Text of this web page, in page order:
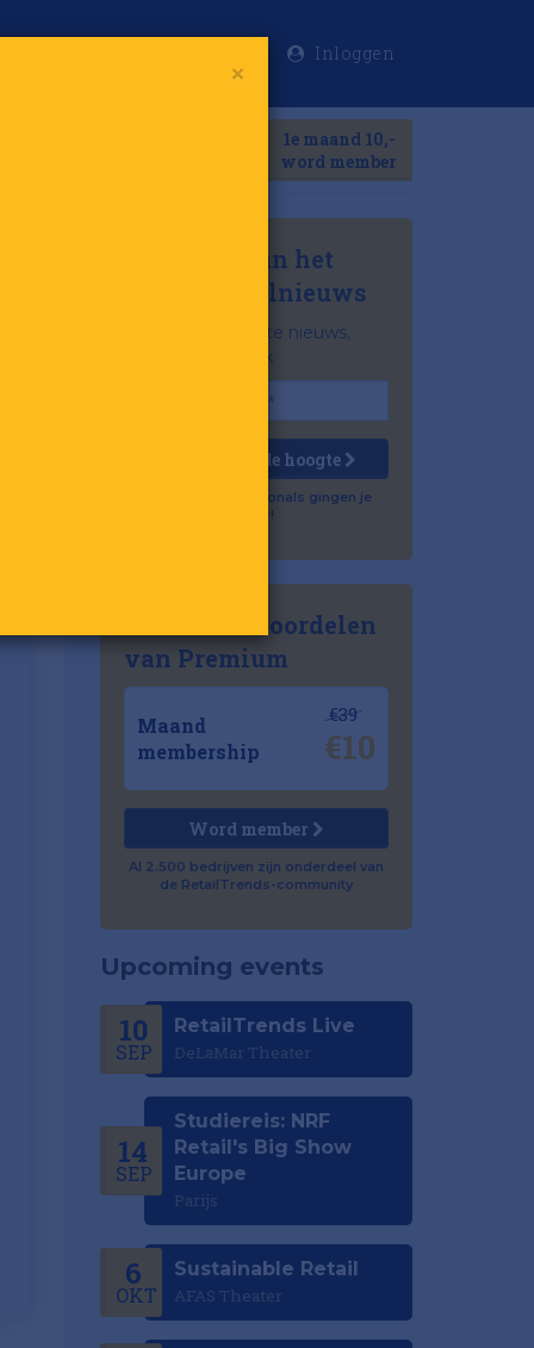
Inloggen
1e maand 10,-
word member
Mis niets van het
laatste retailnieuws
Het belangrijkste nieuws,
gratis in je inbox
Houd mij op de hoogte
Al 57.500 professionals gingen je
voor!
Ontdek de voordelen
van Premium
Maand
membership
€39
€10
Word member
Al 2.500 bedrijven zijn onderdeel van
de RetailTrends-community
Upcoming events
10
SEP
RetailTrends Live
DeLaMar Theater
14
SEP
Studiereis: NRF
Retail's Big Show
Europe
Parijs
6
OKT
Sustainable Retail
AFAS Theater
×